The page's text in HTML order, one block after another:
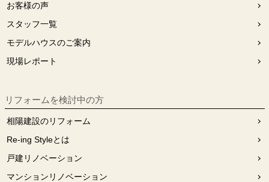
お客様の声
スタッフ⼀覧
モデルハウスのご案内
現場レポート
リフォームを検討中の⽅
相陽建設のリフォーム
Re-ing Styleとは
戸建リノベーション
マンションリノベーション